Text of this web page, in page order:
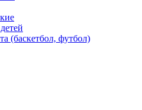
(баскетбол, футбол)